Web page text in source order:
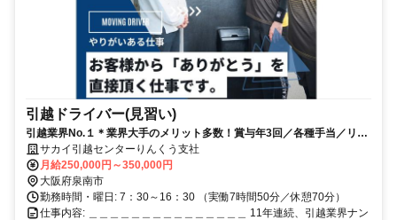
引越ドライバー(見習い)
引越業界No.１＊業界大手のメリット多数！賞与年3回／各種手当／リフ
レッシュ休暇
サカイ引越センターりんくう支社
月給250,000円～350,000円
大阪府泉南市
勤務時間・曜日: 7：30～16：30 （実働7時間50分／休憩70分）
仕事内容: ＿＿＿＿＿＿＿＿＿＿＿＿＿＿＿ 11年連続、引越業界ナン